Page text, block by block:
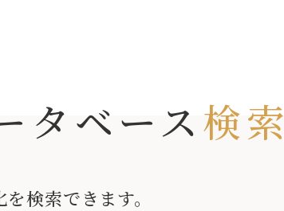
タベース検索
検索できます。